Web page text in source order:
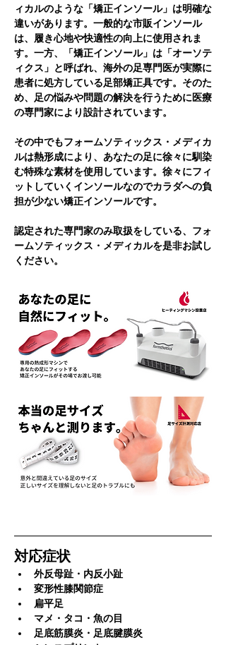
ィカルのような「矯正インソール」は明確な
違いがあります。一般的な市販インソール
は、履き心地や快適性の向上に使用されま
す。一方、「矯正インソール」は「オーソテ
ィクス」と呼ばれ、海外の足専門医が実際に
患者に処方している足部矯正具です。そのた
め、足の悩みや問題の解決を行うために医療
の専門家により設計されています。
その中でもフォームソティックス・メディカ
ルは熱形成により、あなたの足に徐々に馴染
む特殊な素材を使用しています。徐々にフィ
ットしていくインソールなのでカラダへの負
担が少ない矯正インソールです。
認定された専門家のみ取扱をしている、フォ
ームソティックス・メディカルを是非お試し
ください。
対応症状
外反母趾・内反小趾
変形性膝関節症
扁平足
マメ・タコ・魚の目
足底筋膜炎・足底腱膜炎